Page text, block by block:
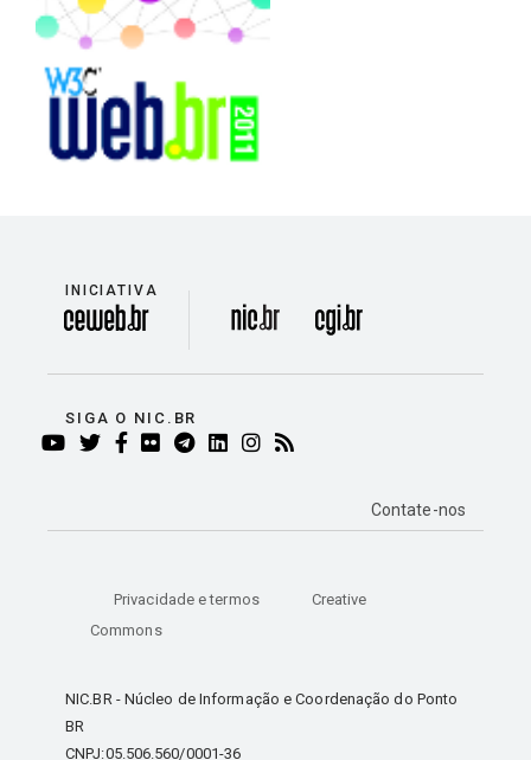
INICIATIVA
divisão
SIGA O NIC.BR
YOUTUBE
TWITTER
FACEBOOK
FLICKR
TELEGRAM
LINKEDIN
INSTAGRAM
Contate-nos
NIC.BR - Núcleo de Informação e Coordenação do Ponto
BR
CNPJ:05.506.560/0001-36
Privacidade e termos
Creative
Commons